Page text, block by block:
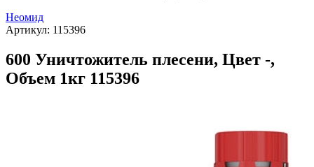
Неомид
Артикул: 115396
600 Уничтожитель плесени, Цвет -,
Объем 1кг 115396